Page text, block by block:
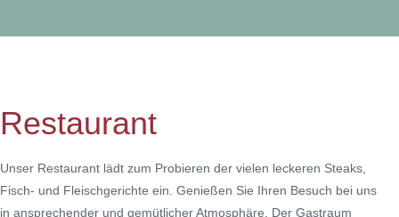
Restaurant
Unser Restaurant lädt zum Probieren der vielen leckeren Steaks,
Fisch- und Fleischgerichte ein. Genießen Sie Ihren Besuch bei uns
in ansprechender und gemütlicher Atmosphäre. Der Gastraum